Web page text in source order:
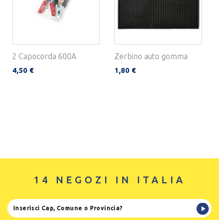
2 Capocorda 600A
4,50 €
Zerbino auto gomma
1,80 €
14 NEGOZI IN ITALIA